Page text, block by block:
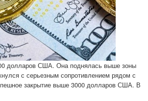
долларов США. Она поднялась выше зоны
с серьезным сопротивлением рядом с
закрытие выше 3000 долларов США. В